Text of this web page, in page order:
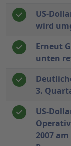
US-
wird
Erneut
unten
3.
US-
2007